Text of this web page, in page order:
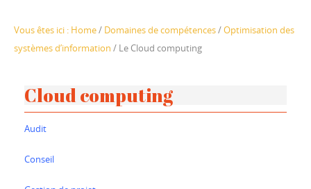
Vous êtes ici : Home/ Domaines de compétences/Optimisation des
systèmes d’information / Le Cloud computing
Cloud computing
Audit
Conseil